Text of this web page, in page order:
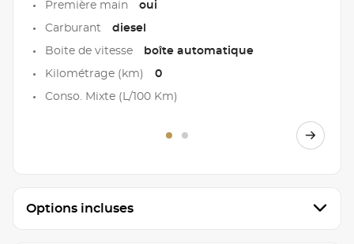
Première main oui
Carburant diesel
Boite de vitesse boîte automatique
Kilométrage (km) 0
Conso. Mixte (L/100 Km)
Options incluses